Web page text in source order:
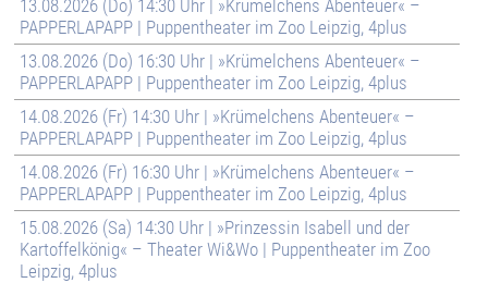
13.08.2026 (Do) 14:30 Uhr | »Krümelchens Abenteuer« –
PAPPERLAPAPP | Puppentheater im Zoo Leipzig, 4plus
13.08.2026 (Do) 16:30 Uhr | »Krümelchens Abenteuer« –
PAPPERLAPAPP | Puppentheater im Zoo Leipzig, 4plus
14.08.2026 (Fr) 14:30 Uhr | »Krümelchens Abenteuer« –
PAPPERLAPAPP | Puppentheater im Zoo Leipzig, 4plus
14.08.2026 (Fr) 16:30 Uhr | »Krümelchens Abenteuer« –
PAPPERLAPAPP | Puppentheater im Zoo Leipzig, 4plus
15.08.2026 (Sa) 14:30 Uhr | »Prinzessin Isabell und der
Kartoffelkönig« – Theater Wi&Wo | Puppentheater im Zoo
Leipzig, 4plus